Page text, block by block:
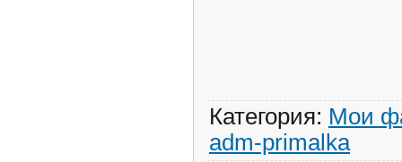
Категория: Мои
adm-primalka